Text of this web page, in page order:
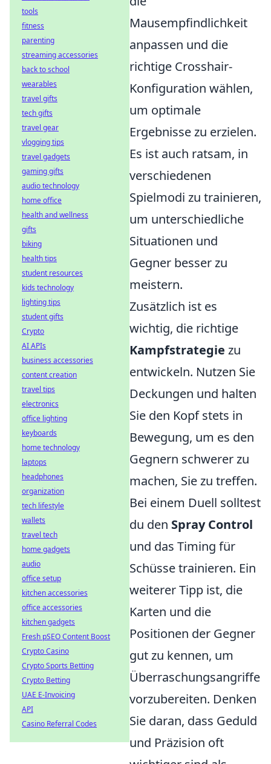
Mausempfindlichkeit
anpassen und die
richtige Crosshair-
Konfiguration wählen,
um optimale
Ergebnisse zu erzielen.
Es ist auch ratsam, in
verschiedenen
Spielmodi zu trainieren,
um unterschiedliche
Situationen und
Gegner besser zu
meistern.
Zusätzlich ist es
wichtig, die richtige
Kampfstrategie zu
entwickeln. Nutzen Sie
Deckungen und halten
Sie den Kopf stets in
Bewegung, um es den
Gegnern schwerer zu
machen, Sie zu treffen.
Bei einem Duell solltest
du den Spray Control
und das Timing für
Schüsse trainieren. Ein
weiterer Tipp ist, die
Karten und die
Positionen der Gegner
gut zu kennen, um
Überraschungsangriffe
vorzubereiten. Denken
Sie daran, dass Geduld
und Präzision oft
tools
fitness
parenting
streaming accessories
back to school
wearables
travel gifts
tech gifts
travel gear
vlogging tips
travel gadgets
gaming gifts
audio technology
home office
health and wellness
gifts
biking
health tips
student resources
kids technology
lighting tips
student gifts
Crypto
AI APIs
business accessories
content creation
travel tips
electronics
office lighting
keyboards
home technology
laptops
headphones
organization
tech lifestyle
wallets
travel tech
home gadgets
audio
office setup
kitchen accessories
office accessories
kitchen gadgets
Fresh pSEO Content Boost
Crypto Casino
Crypto Sports Betting
Crypto Betting
UAE E-Invoicing
API
Casino Referral Codes